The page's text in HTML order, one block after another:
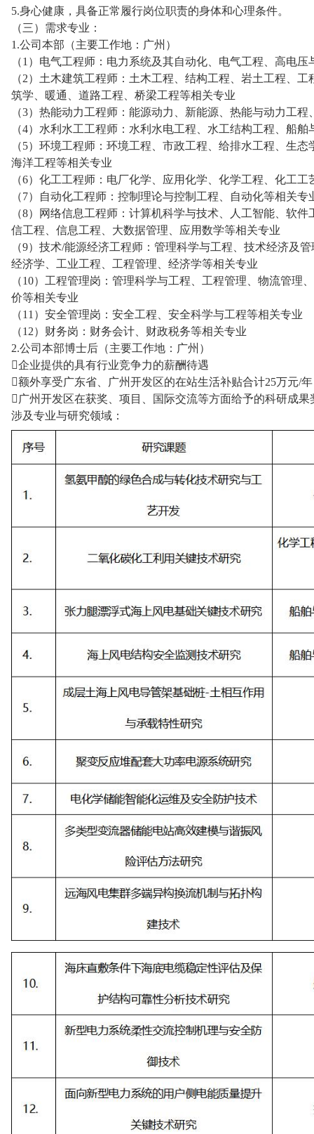
5.身心健康，具备正常履行岗位职责的身体和心理条件。
（三）需求专业：
1.公司本部（主要工作地：广州）
（1）电气工程师：电力系统及其自动化、电气工程、高电
（2）土木建筑工程师：土木工程、结构工程、岩土工程、
筑学、暖通、道路工程、桥梁工程等相关专业
（3）热能动力工程师：能源动力、新能源、热能与动力工
（4）水利水工工程师：水利水电工程、水工结构工程、船
（5）环境工程师：环境工程、市政工程、给排水工程、生
海洋工程等相关专业
（6）化工工程师：电厂化学、应用化学、化学工程、化工工
（7）自动化工程师：控制理论与控制工程、自动化等相关专
（8）网络信息工程师：计算机科学与技术、人工智能、软
信工程、信息工程、大数据管理、应用数学等相关专业
（9）技术/能源经济工程师：管理科学与工程、技术经济及
经济学、工业工程、工程管理、经济学等相关专业
（10）工程管理岗：管理科学与工程、工程管理、物流管理
价等相关专业
（11）安全管理岗：安全工程、安全科学与工程等相关专业
（12）财务岗：财务会计、财政税务等相关专业
2.公司本部博士后（主要工作地：广州）
企业提供的具有行业竞争力的薪酬待遇
额外享受广东省、广州开发区的在站生活补贴合计25万元/年
广州开发区在获奖、项目、国际交流等方面给予的科研成果
涉及专业与研究领域：